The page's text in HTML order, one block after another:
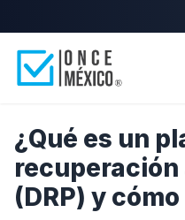
¿Qué es un
(DRP) y